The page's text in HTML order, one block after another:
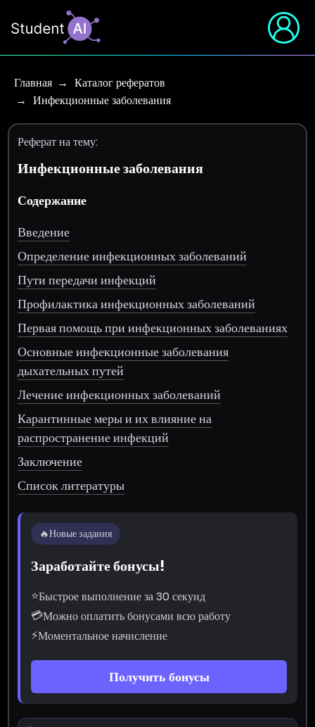
Главная
Каталог рефератов
Инфекционные заболевания
Реферат на тему:
Инфекционные заболевания
Содержание
Введение
Определение инфекционных заболеваний
Пути передачи инфекций
Профилактика инфекционных заболеваний
Первая помощь при инфекционных заболеваниях
Основные инфекционные заболевания
дыхательных путей
Лечение инфекционных заболеваний
Карантинные меры и их влияние на
распространение инфекций
Заключение
Список литературы
🔥Новые задания
Заработайте бонусы!
⭐Быстрое выполнение за 30 секунд
💳Можно оплатить бонусами всю работу
⚡Моментальное начисление
Получить бонусы